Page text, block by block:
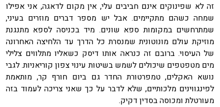
זה לא שפינוקים אינם חביבים עלי, אין מקום לדאגה, אני אפילו
שמחה כשהם מתקיימים. אבל יש מספר דברים מוזרים בעיני,
שמתרחשים במקומות ספא שונים. מיד בכניסה לספא מתנגנת
מוזיקת עולם מונוטונית שמנסרת כל הדרך עד הלחיצה האחרונה
של העיסוי. ברובם זה כנראה אותו דיסק כשאליו מתלווים צלילי
מים מטפטפים שיכולים לשמש בשיטות עינוי צפון קוריאניות. לגבי
נושא האקלים, טמפרטורת החדר גם ביום חורף קר, מותאמת
לפינגווינים מלכותיים, שלא לדבר על כך שאני צריכה לעמוד בזה
מעורטלת ומכוסה בסדין דקיק.